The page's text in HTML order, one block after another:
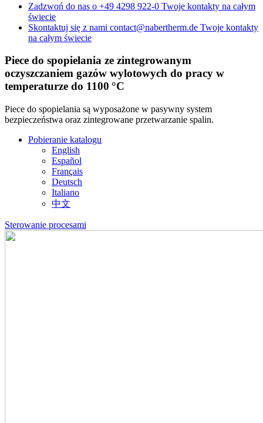
Zadzwoń do nas o +49 4298 922-0 Twoje kontakty na całym
świecie
Skontaktuj się z nami contact@nabertherm.de Twoje kontakty
na całym świecie
Piece do spopielania ze zintegrowanym
oczyszczaniem gazów wylotowych do pracy w
temperaturze do 1100 °C
Piece do spopielania są wyposażone w pasywny system
bezpieczeństwa oraz zintegrowane przetwarzanie spalin.
Pobieranie katalogu
English
Español
Français
Deutsch
Italiano
中文
Sterowanie procesami